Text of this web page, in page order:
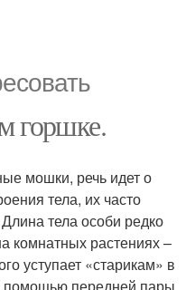
горшке.
мошки, речь идет о
тела, их часто
тела особи редко
комнатных растениях –
уступает «старикам» в